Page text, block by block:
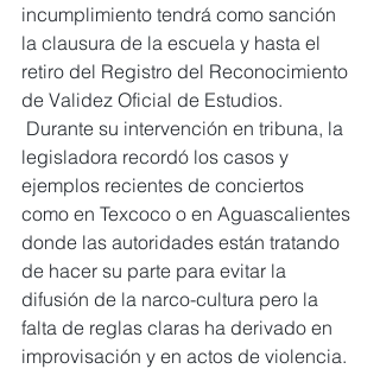
incumplimiento tendrá como sanción
la clausura de la escuela y hasta el
retiro del Registro del Reconocimiento
de Validez Oficial de Estudios.
Durante su intervención en tribuna, la
legisladora recordó los casos y
ejemplos recientes de conciertos
como en Texcoco o en Aguascalientes
donde las autoridades están tratando
de hacer su parte para evitar la
difusión de la narco-cultura pero la
falta de reglas claras ha derivado en
improvisación y en actos de violencia.